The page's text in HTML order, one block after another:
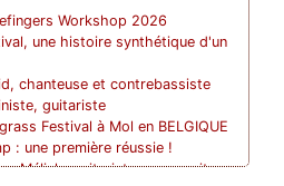
Workshop 2026
une histoire synthétique d'un
chanteuse et contrebassiste
guitariste
Festival à Mol en BELGIQUE
: une première réussie !
Mélich, guitariste, compositeur